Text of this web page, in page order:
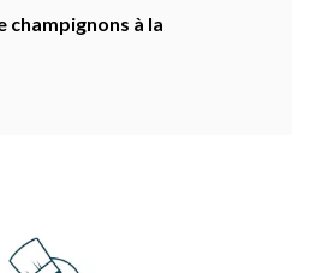
champignons à la